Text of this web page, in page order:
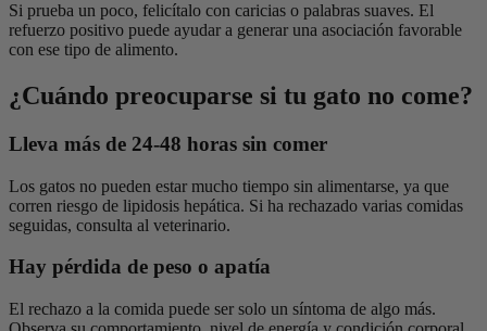
Si prueba un poco, felicítalo con caricias o palabras suaves. El
refuerzo positivo puede ayudar a generar una asociación favorable
con ese tipo de alimento.
¿Cuándo preocuparse si tu gato no come?
Lleva más de 24-48 horas sin comer
Los gatos no pueden estar mucho tiempo sin alimentarse, ya que
corren riesgo de lipidosis hepática. Si ha rechazado varias comidas
seguidas, consulta al veterinario.
Hay pérdida de peso o apatía
El rechazo a la comida puede ser solo un síntoma de algo más.